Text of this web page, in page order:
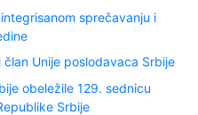
sprečavanju i
član Unije poslodavaca Srbije
obeležile 129. sednicu
Srbije